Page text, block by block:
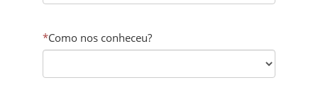
*Como nos conheceu?